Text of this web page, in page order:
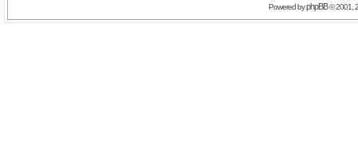
Powered byphpBB© 2001,